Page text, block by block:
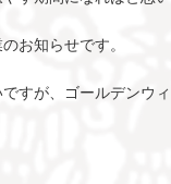
お知らせです。
すが、ゴールデンウ